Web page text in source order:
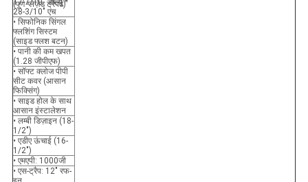
(पूर्ण ग्लेज़ेड ट्रैपवे)
17-7/10" डब्ल्यू *
28-3/10" एच
• सिफोनिक सिंगल
फ्लशिंग सिस्टम
(साइड फ्लश बटन)
• पानी की कम खपत
(1.28 जीपीएफ)
• सॉफ्ट क्लोज पीपी
सीट कवर (आसान
फिक्सिंग)
• साइड होल के साथ
आसान इंस्टालेशन
• लम्बी डिज़ाइन (18-
1/2")
• एडीए ऊंचाई (16-
1/2")
• एमएपी: 1000जी
• एस-ट्रैप: 12" रफ-